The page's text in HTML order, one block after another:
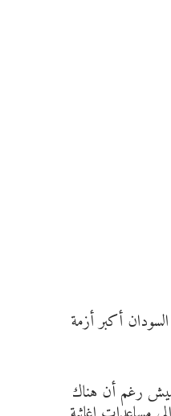
أكبر أزمة
رغم أن هناك